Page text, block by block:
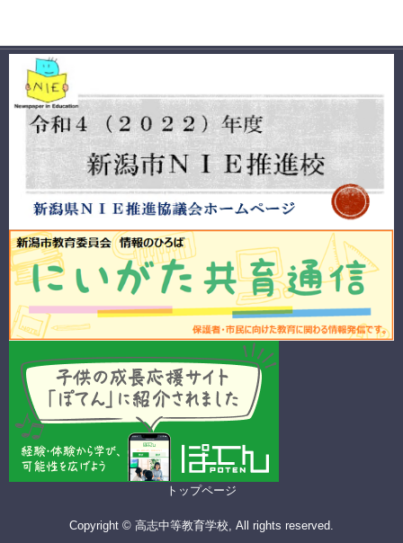
トップページ
Copyright © 高志中等教育学校, All rights reserved.